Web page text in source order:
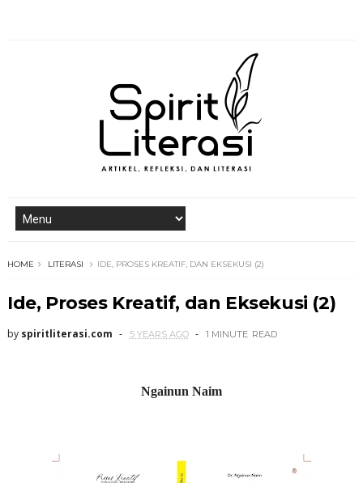
HOME LITERASI IDE, PROSES KREATIF, DAN EKSEKUSI (2)
Ide, Proses Kreatif, dan Eksekusi (2)
by spiritliterasi.com 5 YEARS AGO 1 MINUTE READ
Ngainun Naim